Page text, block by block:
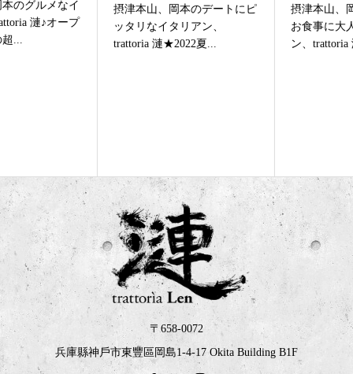
摂津本山、岡本のデートにピ
ッタリなイタリアン、
trattoria 漣★2022夏...
摂津本山、岡本のご家族との
お食事に大人気なイタリア
ン、trattoria 漣☆ジ...
〒658-0072
兵庫縣神戶市東豐區岡島1-4-17 Okita Building B1F